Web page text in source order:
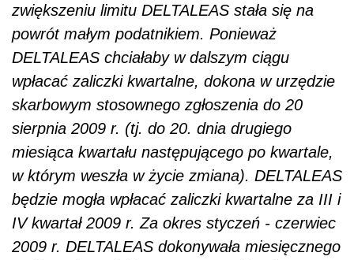
zwiększeniu limitu DELTALEAS stała się na
powrót małym podatnikiem. Ponieważ
DELTALEAS chciałaby w dalszym ciągu
wpłacać zaliczki kwartalne, dokona w urzędzie
skarbowym stosownego zgłoszenia do 20
sierpnia 2009 r. (tj. do 20. dnia drugiego
miesiąca kwartału następującego po kwartale,
w którym weszła w życie zmiana). DELTALEAS
będzie mogła wpłacać zaliczki kwartalne za III i
IV kwartał 2009 r. Za okres styczeń - czerwiec
2009 r. DELTALEAS dokonywała miesięcznego